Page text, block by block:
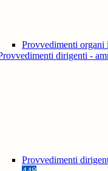
Provvedimenti
dirigenti -
Provvedimenti